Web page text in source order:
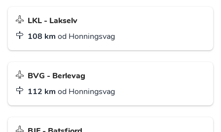
LKL - Lakselv
108 km od Honningsvag
BVG - Berlevag
112 km od Honningsvag